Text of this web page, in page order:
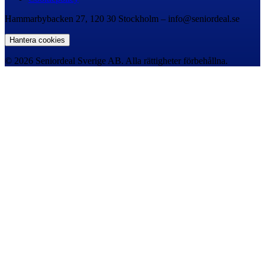
Hammarbybacken 27, 120 30 Stockholm – info@seniordeal.se
Hantera cookies
© 2026 Seniordeal Sverige AB. Alla rättigheter förbehållna.